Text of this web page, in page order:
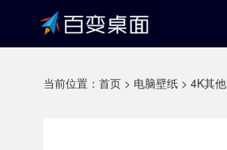
当前位置： 首页 > 电脑壁纸 > 4K其他